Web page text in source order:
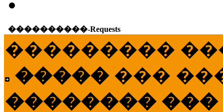
����������-Requests
���������
����� ���
�������� ���